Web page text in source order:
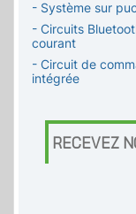
- Système sur
- Circuits
courant
- Circuit de
intégrée
RECEVEZ